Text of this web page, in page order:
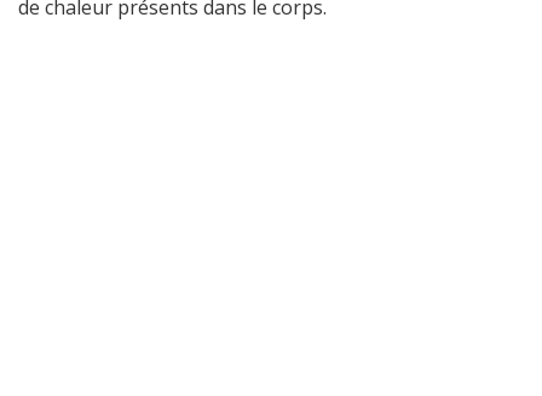
de chaleur présents dans le corps.